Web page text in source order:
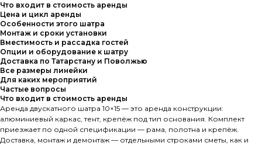
Что входит в стоимость аренды
Цена и цикл аренды
Особенности этого шатра
Монтаж и сроки установки
Вместимость и рассадка гостей
Опции и оборудование к шатру
Доставка по Татарстану и Поволжью
Все размеры линейки
Для каких мероприятий
Частые вопросы
Что входит в стоимость аренды
Аренда двускатного шатра 10×15 — это аренда конструкции:
алюминиевый каркас, тент, крепёж под тип основания. Комплект
приезжает по одной спецификации — рама, полотна и крепёж.
Доставка, монтаж и демонтаж — отдельными строками сметы, как и